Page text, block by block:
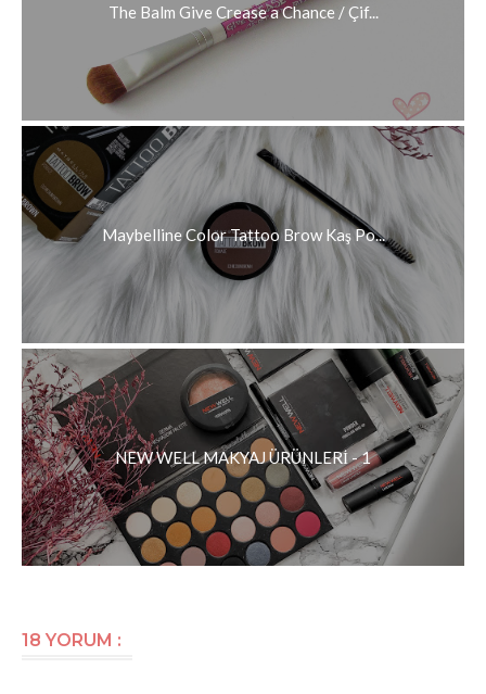
The Balm Give Crease a Chance / Çif...
Maybelline Color Tattoo Brow Kaş Po...
NEW WELL MAKYAJ ÜRÜNLERİ - 1
18 YORUM :